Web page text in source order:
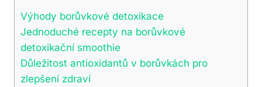
Výhody borůvkové detoxikace
Jednoduché recepty na borůvkové
detoxikační⁢ smoothie
Důležitost antioxidantů v ​borůvkách pro‍
zlepšení zdraví